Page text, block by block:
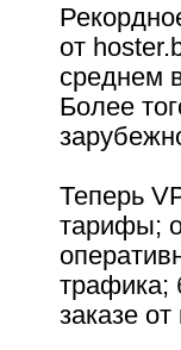
от
среднем
Более
Теперь
тарифы;
трафика;
заказе